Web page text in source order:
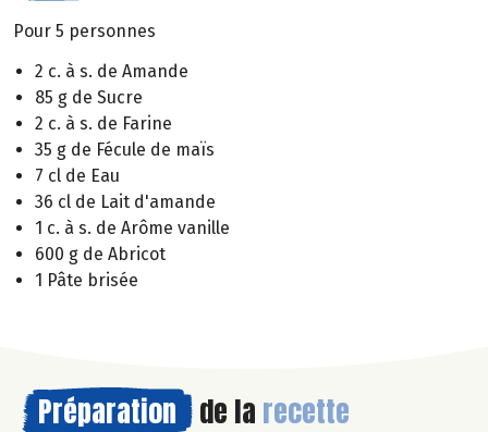
Pour 5 personnes
2 c. à s. de Amande
85 g de Sucre
2 c. à s. de Farine
35 g de Fécule de maïs
7 cl de Eau
36 cl de Lait d'amande
1 c. à s. de Arôme vanille
600 g de Abricot
1 Pâte brisée
Préparation de la recette